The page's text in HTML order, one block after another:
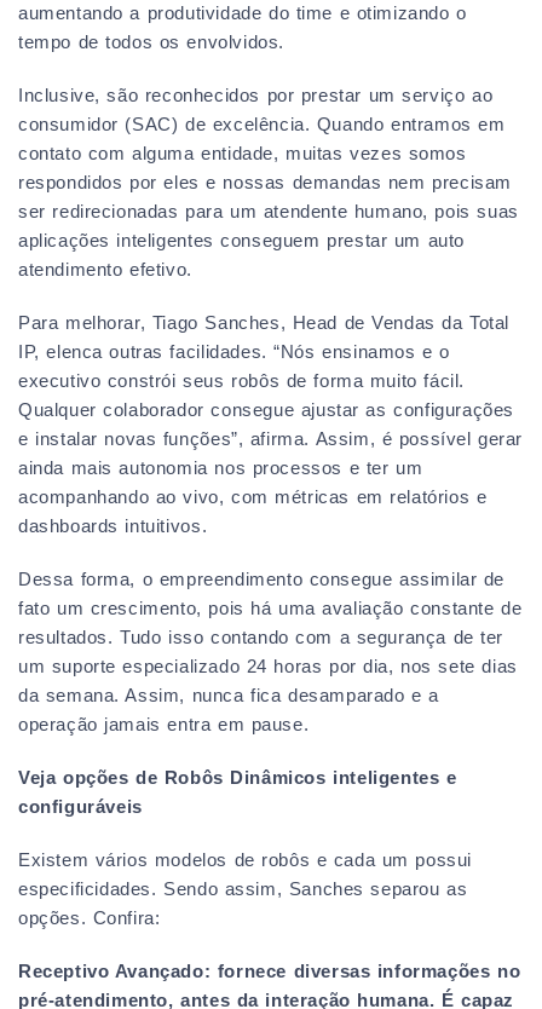
aumentando a produtividade do time e otimizando o
tempo de todos os envolvidos.
Inclusive, são reconhecidos por prestar um serviço ao
consumidor (SAC) de excelência. Quando entramos em
contato com alguma entidade, muitas vezes somos
respondidos por eles e nossas demandas nem precisam
ser redirecionadas para um atendente humano, pois suas
aplicações inteligentes conseguem prestar um auto
atendimento efetivo.
Para melhorar, Tiago Sanches, Head de Vendas da Total
IP, elenca outras facilidades. “Nós ensinamos e o
executivo constrói seus robôs de forma muito fácil.
Qualquer colaborador consegue ajustar as configurações
e instalar novas funções”, afirma. Assim, é possível gerar
ainda mais autonomia nos processos e ter um
acompanhando ao vivo, com métricas em relatórios e
dashboards intuitivos.
Dessa forma, o empreendimento consegue assimilar de
fato um crescimento, pois há uma avaliação constante de
resultados. Tudo isso contando com a segurança de ter
um suporte especializado 24 horas por dia, nos sete dias
da semana. Assim, nunca fica desamparado e a
operação jamais entra em pause.
Veja opções de Robôs Dinâmicos inteligentes e
configuráveis
Existem vários modelos de robôs e cada um possui
especificidades. Sendo assim, Sanches separou as
opções. Confira:
Receptivo Avançado: fornece diversas informações no
pré-atendimento, antes da interação humana. É capaz